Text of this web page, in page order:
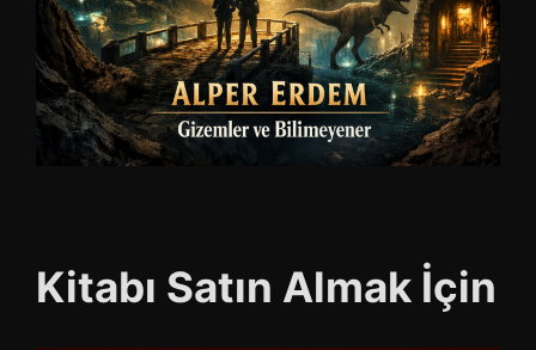
Kitabı Satın Almak İçin